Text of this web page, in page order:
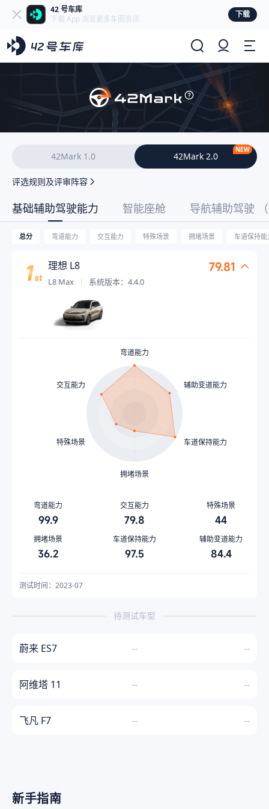
42 号车库
下载 App 浏览更多车圈资讯
下载
42Mark 1.0 42Mark 2.0
NEW
评选规则及评审阵容
基础辅助驾驶能力 智能座舱 导航辅助驾驶
总分 弯道能力 交互能力 特殊场景 拥堵场景 车道保持能
理想 L8
L8 Max 系统版本：4.4.0
79.81
弯道能力
交互能力
特殊场景
拥堵场景
车道保持能力
辅助变道能力
弯道能力
99.9
交互能力
79.8
特殊场景
44
拥堵场景
36.2
车道保持能力
97.5
辅助变道能力
84.4
测试时间：2023-07
待测试车型
蔚来 ES7 -- --
阿维塔 11 -- --
飞凡 F7 -- --
新手指南